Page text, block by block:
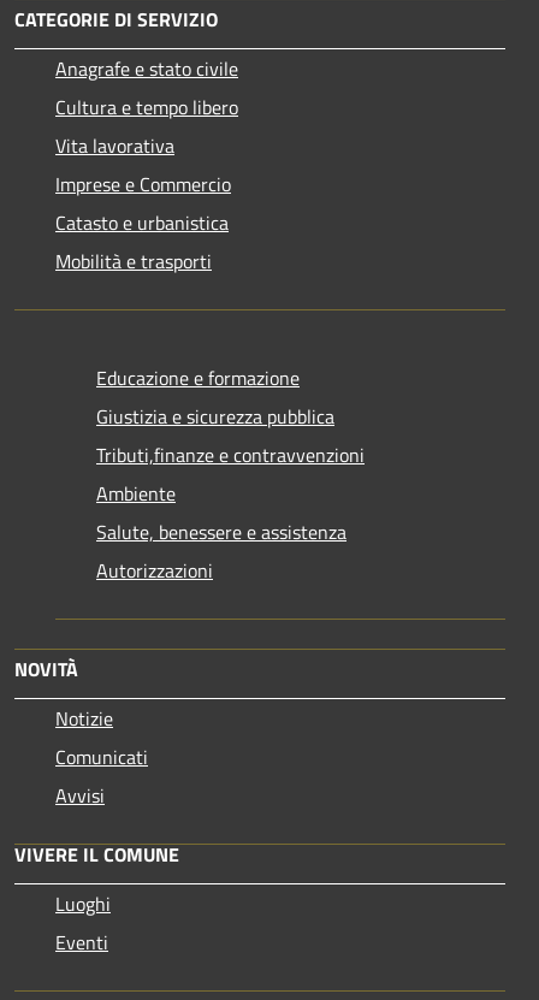
CATEGORIE DI SERVIZIO
Anagrafe e stato civile
Cultura e tempo libero
Vita lavorativa
Imprese e Commercio
Catasto e urbanistica
Mobilità e trasporti
Educazione e formazione
Giustizia e sicurezza pubblica
Tributi,finanze e contravvenzioni
Ambiente
Salute, benessere e assistenza
Autorizzazioni
NOVITÀ
Notizie
Comunicati
Avvisi
VIVERE IL COMUNE
Luoghi
Eventi